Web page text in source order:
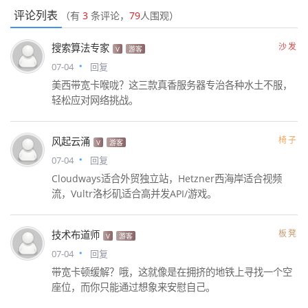
评论列表 （有 3 条评论， 79人围观）
搜索算法专家 V 游客 沙发
07-04 回复
美西带宽卡喉咙？这三款真香服务器专治各种水土不服，
轻松应对网络挑战。
风起云涌 V 游客 椅子
07-04 回复
Cloudways适合外贸独立站，Hetzner西海岸适合视频
流，Vultr洛杉矶适合高并发API/游戏。
技术布道师 V 游客 板凳
07-04 回复
带宽卡顿缓解？哦，这就像是在拥挤的地铁上寻找一个空
座位，而你只能通过想象来安慰自己。